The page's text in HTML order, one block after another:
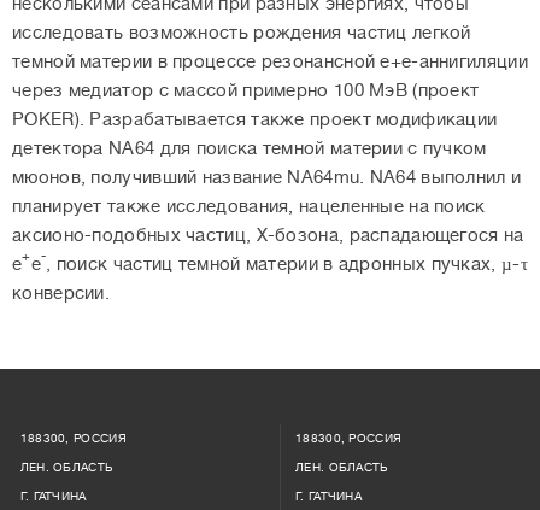
исследовать возможность рождения частиц легкой
темной материи в процессе резонансной e+e-аннигиляции
через медиатор с массой примерно 100 МэВ (проект
POKER). Разрабатывается также проект модификации
детектора NA64 для поиска темной материи с пучком
мюонов, получивший название NA64mu. NA64 выполнил и
планирует также исследования, нацеленные на поиск
аксионо-подобных частиц, X-бозона, распадающегося на
е+е-, поиск частиц темной материи в адронных пучках, µ-τ
конверсии.
188300, РОССИЯ
ЛЕН. ОБЛАСТЬ
Г. ГАТЧИНА
188300, РОССИЯ
ЛЕН. ОБЛАСТЬ
Г. ГАТЧИНА